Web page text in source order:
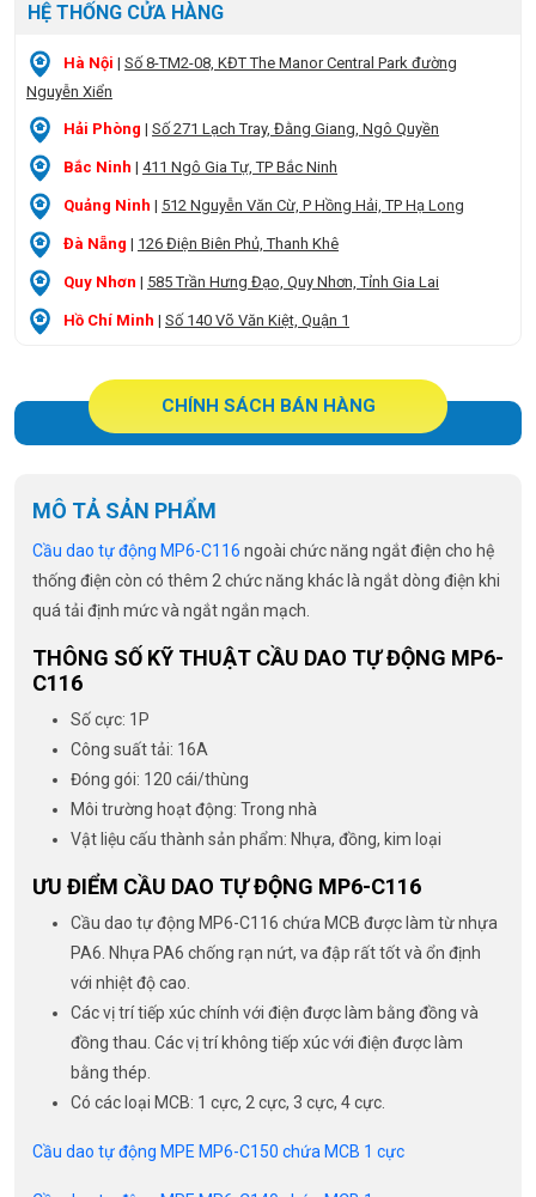
HỆ THỐNG CỬA HÀNG
Hà Nội | Số 8-TM2-08, KĐT The Manor Central Park đường
Nguyễn Xiển
Hải Phòng | Số 271 Lạch Tray, Đằng Giang, Ngô Quyền
Bắc Ninh | 411 Ngô Gia Tự, TP Bắc Ninh
Quảng Ninh | 512 Nguyễn Văn Cừ, P Hồng Hải, TP Hạ Long
Đà Nẵng | 126 Điện Biên Phủ, Thanh Khê
Quy Nhơn | 585 Trần Hưng Đạo, Quy Nhơn, Tỉnh Gia Lai
Hồ Chí Minh | Số 140 Võ Văn Kiệt, Quận 1
CHÍNH SÁCH BÁN HÀNG
MÔ TẢ SẢN PHẨM
Cầu dao tự động MP6-C116 ngoài chức năng ngắt điện cho hệ
thống điện còn có thêm 2 chức năng khác là ngắt dòng điện khi
quá tải định mức và ngắt ngắn mạch.
THÔNG SỐ KỸ THUẬT CẦU DAO TỰ ĐỘNG MP6-
C116
Số cực: 1P
Công suất tải: 16A
Đóng gói: 120 cái/thùng
Môi trường hoạt động: Trong nhà
Vật liệu cấu thành sản phẩm: Nhựa, đồng, kim loại
ƯU ĐIỂM CẦU DAO TỰ ĐỘNG MP6-C116
Cầu dao tự động MP6-C116 chứa MCB được làm từ nhựa
PA6. Nhựa PA6 chống rạn nứt, va đập rất tốt và ổn định
với nhiệt độ cao.
Các vị trí tiếp xúc chính với điện được làm bằng đồng và
đồng thau. Các vị trí không tiếp xúc với điện được làm
bằng thép.
Có các loại MCB: 1 cực, 2 cực, 3 cực, 4 cực.
Cầu dao tự động MPE MP6-C150 chứa MCB 1 cực